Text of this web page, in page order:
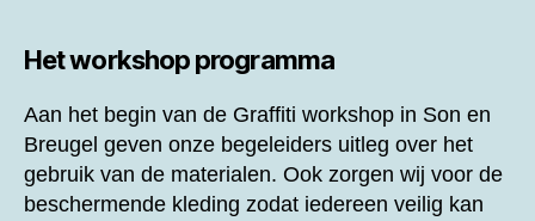
Het workshop programma
Aan het begin van de Graffiti workshop in Son en
Breugel geven onze begeleiders uitleg over het
gebruik van de materialen. Ook zorgen wij voor de
beschermende kleding zodat iedereen veilig kan